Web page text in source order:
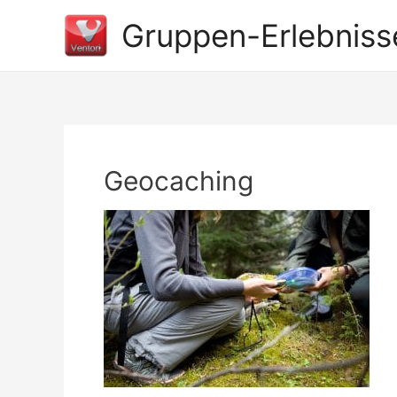
Gruppen-
Geocaching